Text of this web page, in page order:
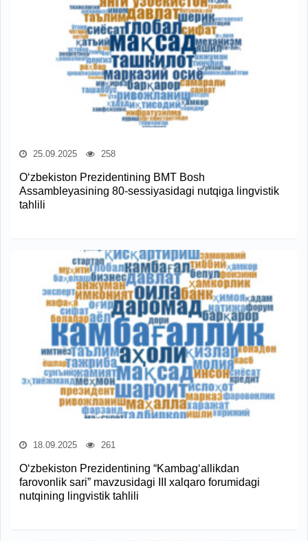
25.09.2025 258
O‘zbekiston Prezidentining BMT Bosh
Assambleyasining 80-sessiyasidagi nutqiga lingvistik
tahlili
18.09.2025 261
O‘zbekiston Prezidentining “Kambag‘allikdan
farovonlik sari” mavzusidagi III xalqaro forumidagi
nutqining lingvistik tahlili